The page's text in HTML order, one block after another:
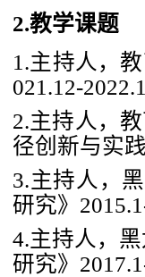
2.教学课题
1.主持人，
021.12-
2.主持人，
径创新与实
3.主持人，
研究》
4.主持人，
研究》